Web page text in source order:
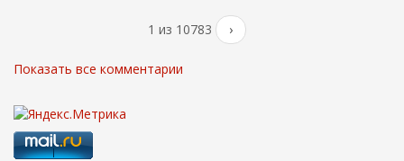
1 из 10783 ›
Показать все комментарии